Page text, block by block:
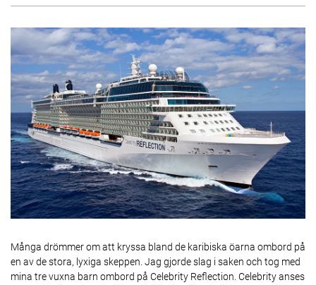
Många drömmer om att kryssa bland de karibiska öarna ombord på
en av de stora, lyxiga skeppen. Jag gjorde slag i saken och tog med
mina tre vuxna barn ombord på Celebrity Reflection. Celebrity anses